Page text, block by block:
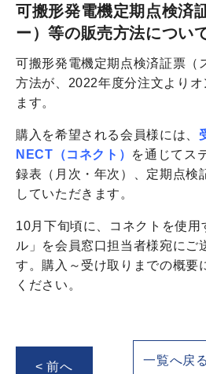
可搬形発電機定期点検済
ー）等の販売方法につい
可搬形発電機定期点検済証票（
方法が、2022年度分注文よりオ
ます。
購入を希望される会員様には、
NECT（コネクト） を通じてス
録表（月次・年次）、定期点検
していただきます。
10月下旬頃に、コネクトを使用
ル」を会員窓口担当者様宛にご
す。購入～受け取りまでの概要
ください。
< 前へ 一覧へ戻る